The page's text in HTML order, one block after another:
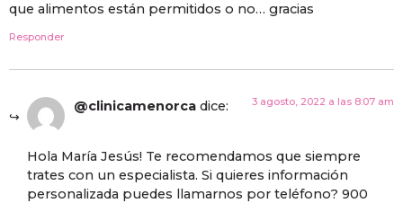
que alimentos están permitidos o no… gracias
Responder
@clinicamenorca dice: 3 agosto, 2022 a las 8:07 am
Hola María Jesús! Te recomendamos que siempre
trates con un especialista. Si quieres información
personalizada puedes llamarnos por teléfono? 900